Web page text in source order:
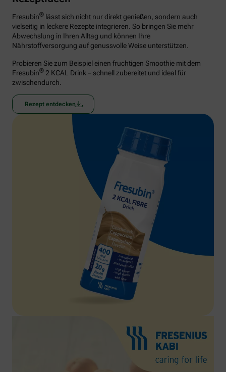
Fresubin® lässt sich nicht nur direkt genießen, sondern auch
vielseitig in leckere Rezepte integrieren. So bringen Sie mehr
Abwechslung in Ihren Alltag und können Ihre
Nährstoffversorgung auf genussvolle Weise unterstützen.
Probieren Sie zum Beispiel einen fruchtigen Smoothie mit dem
Fresubin® 2 KCAL Drink – schnell zubereitet und ideal für
zwischendurch.
Rezept entdecken